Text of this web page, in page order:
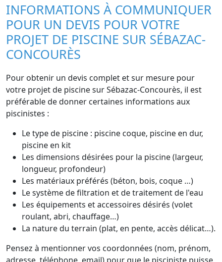
INFORMATIONS À COMMUNIQUER
POUR UN DEVIS POUR VOTRE
PROJET DE PISCINE SUR SÉBAZAC-
CONCOURÈS
Pour obtenir un devis complet et sur mesure pour
votre projet de piscine sur Sébazac-Concourès, il est
préférable de donner certaines informations aux
piscinistes :
Le type de piscine : piscine coque, piscine en dur,
piscine en kit
Les dimensions désirées pour la piscine (largeur,
longueur, profondeur)
Les matériaux préférés (béton, bois, coque …)
Le système de filtration et de traitement de l'eau
Les équipements et accessoires désirés (volet
roulant, abri, chauffage…)
La nature du terrain (plat, en pente, accès délicat…).
Pensez à mentionner vos coordonnées (nom, prénom,